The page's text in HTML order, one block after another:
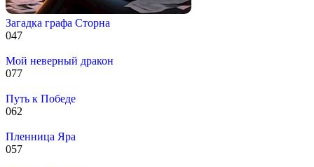
Загадка графа Сторна
047
Мой неверный дракон
077
Путь к Победе
062
Пленница Яра
057